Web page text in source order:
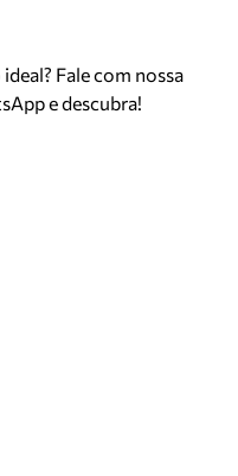
Fale com nossa
e descubra!